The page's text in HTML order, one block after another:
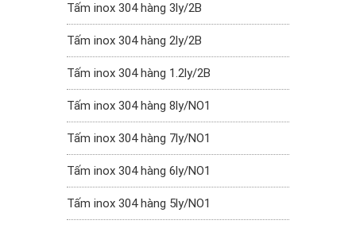
Tấm inox 304 hàng 3ly/2B
Tấm inox 304 hàng 2ly/2B
Tấm inox 304 hàng 1.2ly/2B
Tấm inox 304 hàng 8ly/NO1
Tấm inox 304 hàng 7ly/NO1
Tấm inox 304 hàng 6ly/NO1
Tấm inox 304 hàng 5ly/NO1